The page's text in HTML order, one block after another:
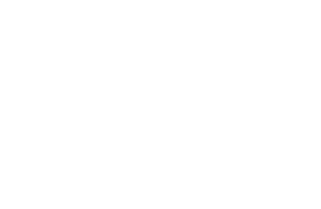
(Vol 1)
(Vol 2)